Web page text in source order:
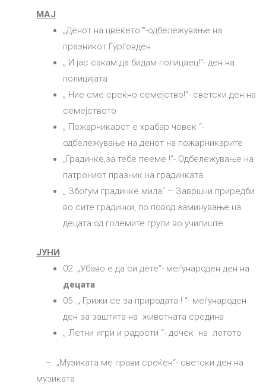
МАЈ
„Денот на цвеќето““-одбележување на
празникот Ѓурѓовден
„ И јас сакам да бидам полицаец!“- ден на
полицијата
„ Ние сме среќно семејство!“- светски ден на
семејството
„ Пожарникарот е храбар човек “-
одбележување на денот на пожарникарите
„Градинке,за тебе пееме !“- Одбележување на
патрониот празник на градинката
„ Збогум градинке мила“ – Завршни приредби
во сите градинки, по повод заминување на
децата од големите групи во училиште
ЈУНИ
02 .„Убаво е да си дете“- меѓународен ден на
децата
05 .„ Грижи се за природата ! “- меѓународен
ден за заштита на животната средина
„ Летни игри и радости “- дочек на летото
– „Музиката ме прави среќен“- светски ден на
музиката